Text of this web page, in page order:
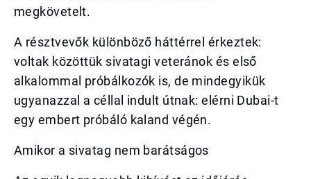
megkövetelt.
A résztvevők különböző háttérrel érkeztek:
voltak közöttük sivatagi veteránok és első
alkalommal próbálkozók is, de mindegyikük
ugyanazzal a céllal indult útnak: elérni Dubai-t
egy embert próbáló kaland végén.
Amikor a sivatag nem barátságos